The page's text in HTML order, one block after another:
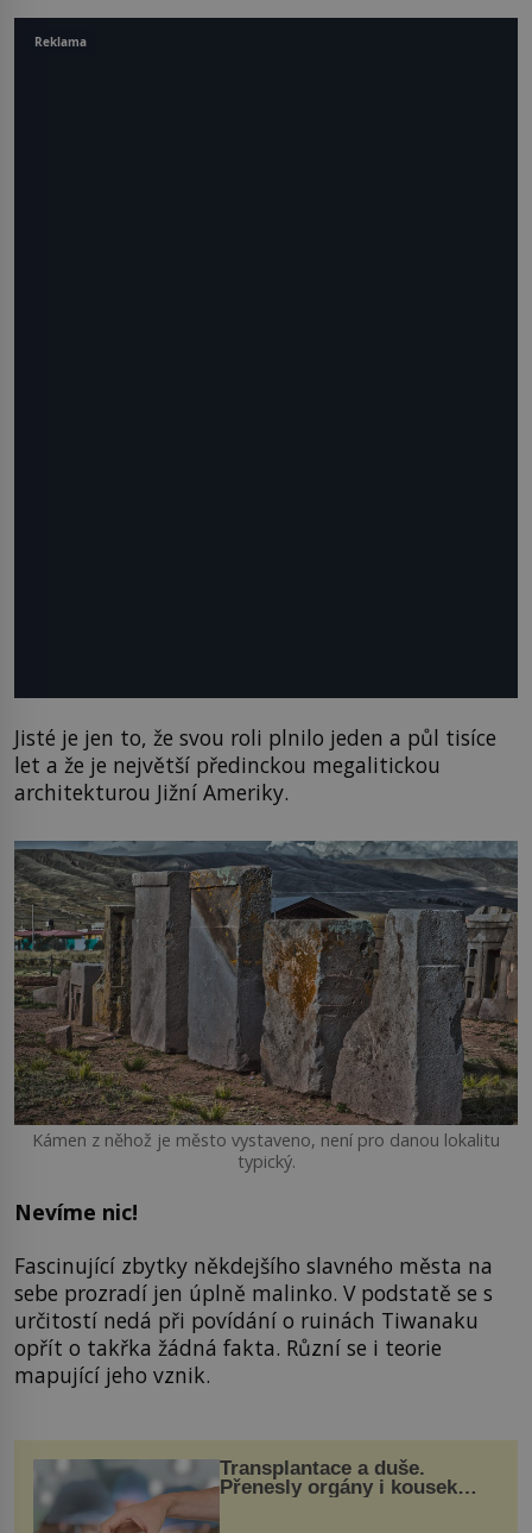
Jisté je jen to, že svou roli plnilo jeden a půl tisíce
let a že je největší předinckou megalitickou
architekturou Jižní Ameriky.
Kámen z něhož je město vystaveno, není pro danou lokalitu
typický.
Nevíme nic!
Fascinující zbytky někdejšího slavného města na
sebe prozradí jen úplně malinko. V podstatě se s
určitostí nedá při povídání o ruinách Tiwanaku
opřít o takřka žádná fakta. Různí se i teorie
mapující jeho vznik.
Transplantace a duše.
Přenesly orgány i kousek
Reklama